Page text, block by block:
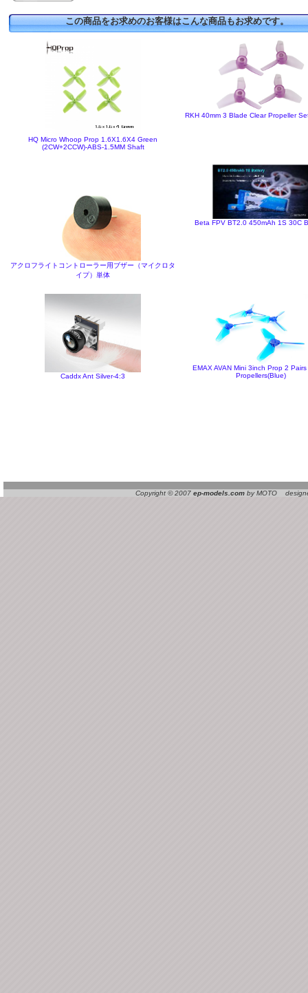
この商品をお求めのお客様はこんな商品もお求めです。
HQ Micro Whoop Prop 1.6X1.6X4 Green
(2CW+2CCW)-ABS-1.5MM Shaft
RKH 40mm 3 Blade Clear Propeller
アクロフライトコントローラー用ブザー（マイクロタ
イプ）単体
Beta FPV BT2.0 450mAh 1S 30C
Caddx Ant Silver-4:3
EMAX AVAN Mini 3inch Prop 2
Propellers(Blue)
Copyright © 2007 ep-models.com by MOTO